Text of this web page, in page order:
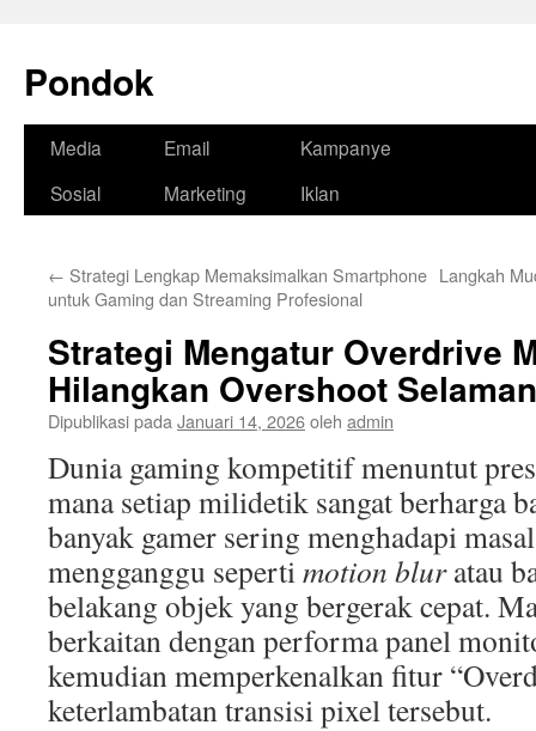
Pondok
Langsung
Media
Sosial
Email
Marketing
Kampanye
Iklan
← Strategi Lengkap Memaksimalkan Smartphone
untuk Gaming dan Streaming Profesional
Langkah
Strategi Mengatur Overdrive
Hilangkan Overshoot
Dipublikasi pada Januari 14, 2026oleh admin
Dunia gaming kompetitif menuntut
mana setiap milidetik sangat berharga
banyak gamer sering menghadapi
mengganggu sepertimotion bluratau
belakang objek yang bergerak cepat.
berkaitan dengan performa panel
kemudian memperkenalkan fitur
keterlambatan transisi pixel tersebut.